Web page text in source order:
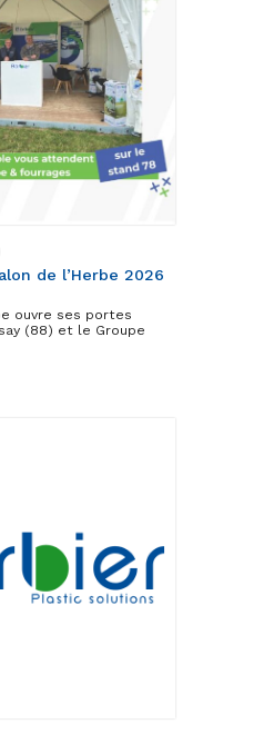
de l’Herbe 2026
ouvre ses portes
(88) et le Groupe